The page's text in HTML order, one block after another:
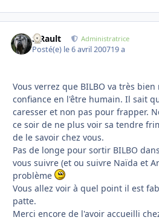
S.Rault Administratrice
Posté(e) le 6 avril 200719 a
Vous verrez que BILBO va très
confiance en l'être humain. Il sait
caresser et non pas pour frapper.
ce soir de ne plus voir sa tendre
de le savoir chez vous.
Pas de longe pour sortir BILBO
vous suivre (et ou suivre Naïda et
problème
Vous allez voir à quel point il est
patte.
Merci encore de l'avoir accueilli